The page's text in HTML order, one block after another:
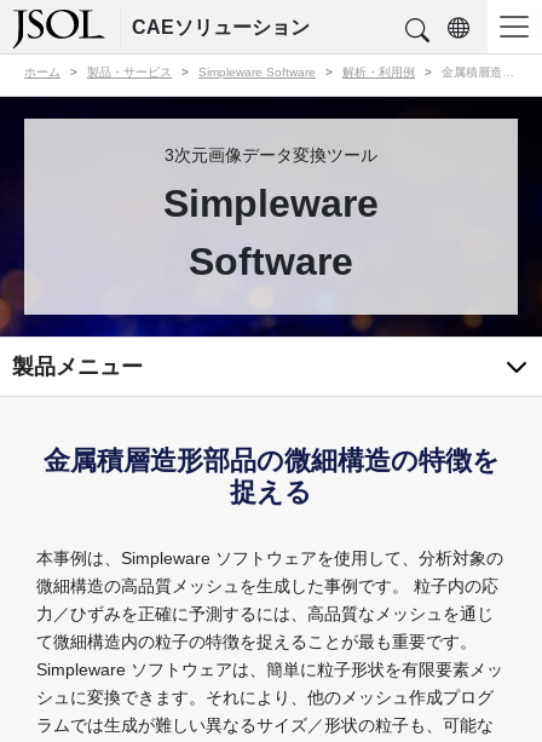
CAEソリューション
ホーム 製品・サービス Simpleware Software 解析・利用例 金属積層造形部品の微細構造の特徴を捉える
3次元画像データ変換ツール
Simpleware
Software
製品メニュー
金属積層造形部品の微細構造の特徴を
捉える
本事例は、Simpleware ソフトウェアを使用して、分析対象の
微細構造の高品質メッシュを生成した事例です。 粒子内の応
力／ひずみを正確に予測するには、高品質なメッシュを通じ
て微細構造内の粒子の特徴を捉えることが最も重要です。
Simpleware ソフトウェアは、簡単に粒子形状を有限要素メッ
シュに変換できます。それにより、他のメッシュ作成プログ
ラムでは生成が難しい異なるサイズ／形状の粒子も、可能な